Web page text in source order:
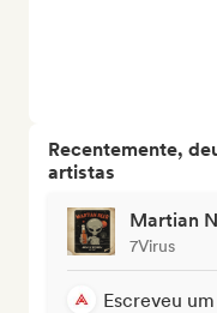
Recentemente,
artistas
Martian
7Virus
Escreveu